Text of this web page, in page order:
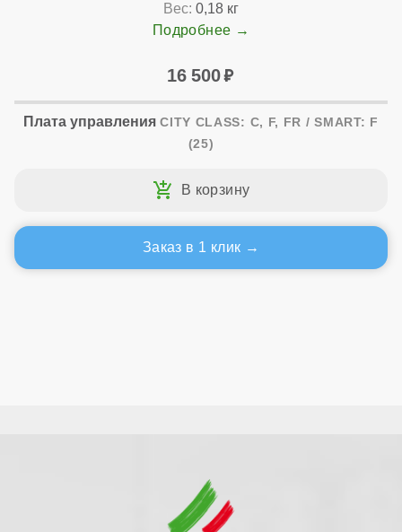
Вес: 0,18 кг
Подробнее
16 500
Плата управления CITY CLASS: C, F, FR / SMART: F
(25)
Заказ в 1 клик